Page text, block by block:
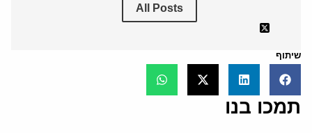
All Posts
שיתוף
תמכו בנו